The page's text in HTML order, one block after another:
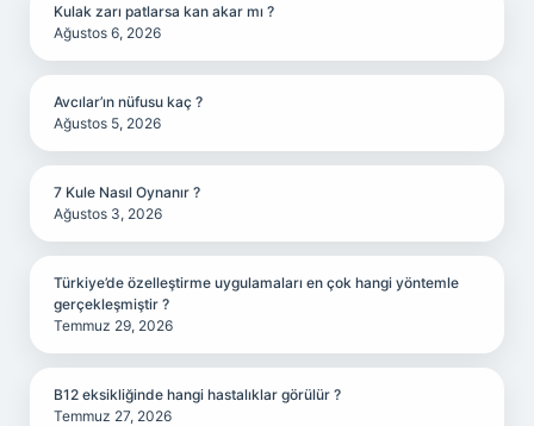
Kulak zarı patlarsa kan akar mı ?
Ağustos 6, 2026
Avcılar’ın nüfusu kaç ?
Ağustos 5, 2026
7 Kule Nasıl Oynanır ?
Ağustos 3, 2026
Türkiye’de özelleştirme uygulamaları en çok hangi yöntemle
gerçekleşmiştir ?
Temmuz 29, 2026
B12 eksikliğinde hangi hastalıklar görülür ?
Temmuz 27, 2026